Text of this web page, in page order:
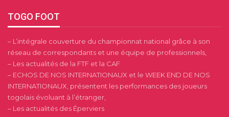
TOGO FOOT
– L’intégrale couverture du championnat national grâce à son
réseau de correspondants et une équipe de professionnels,
– Les actualités de la FTF et la CAF
– ECHOS DE NOS INTERNATIONAUX et le WEEK END DE NOS
INTERNATIONAUX, présentent les performances des joueurs
togolais évoluant à l’étranger,
– Les actualités des Éperviers